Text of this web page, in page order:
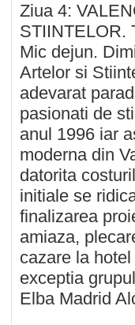
Ziua 4:
STIINTELOR.
Mic dejun.
Artelor si
adevarat
pasionati de
anul 1996 iar
moderna din
datorita
initiale se
finalizarea
amiaza,
cazare la
exceptia
Elba Madrid